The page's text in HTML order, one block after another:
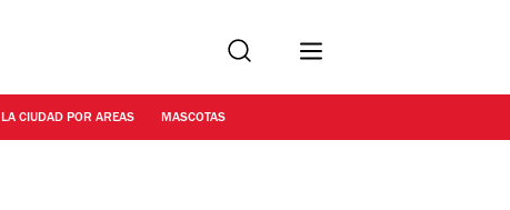
Buscar
LA CIUDAD POR AREAS MASCOTAS